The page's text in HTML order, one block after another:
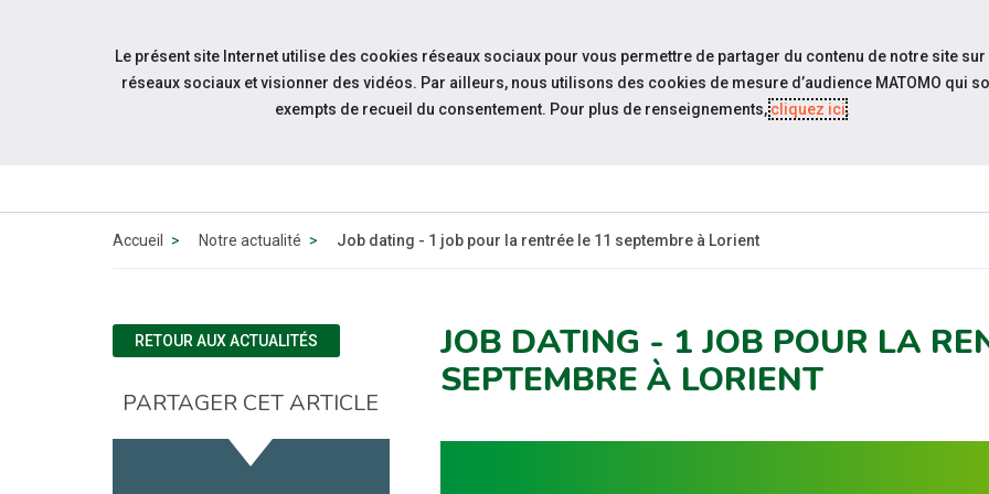
Aller au contenu
ESPACE
Accueil Notre actualité Job dating - 1 job pour la rentrée le 11 septembre à Lorient
JOB DATING - 1 JOB POUR LA
SEPTEMBRE À LORIENT
RETOUR AUX ACTUALITÉS
PARTAGER CET ARTICLE
Le présent site Internet utilise des cookies réseaux sociaux pour vous permettre de partager du contenu de notre site sur
réseaux sociaux et visionner des vidéos. Par ailleurs, nous utilisons des cookies de mesure d’audience MATOMO qui
exempts de recueil du consentement. Pour plus de renseignements,cliquez ici.